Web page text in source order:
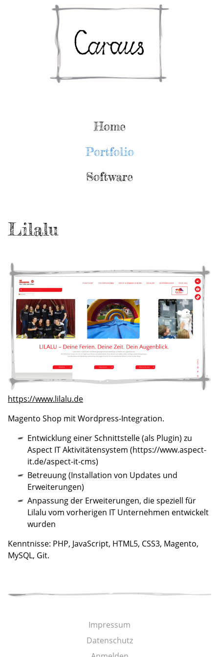
Home
Portfolio
Software
Lilalu
https://www.lilalu.de
Magento Shop mit Wordpress-Integration.
Entwicklung einer Schnittstelle (als Plugin) zu
Aspect IT Aktivitätensystem (https://www.aspect-
it.de/aspect-it-cms)
Betreuung (Installation von Updates und
Erweiterungen)
Anpassung der Erweiterungen, die speziell für
Lilalu vom vorherigen IT Unternehmen entwickelt
wurden
Kenntnisse: PHP, JavaScript, HTML5, CSS3, Magento,
MySQL, Git.
Impressum
Datenschutz